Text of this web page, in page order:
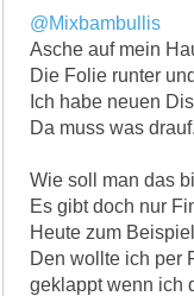
@Mixbambullis
Asche auf mein
Die Folie runter
Ich habe neuen
Da muss was drauf.
Wie soll man das
Es gibt doch nur
Heute zum
Den wollte ich per
geklappt wenn ich